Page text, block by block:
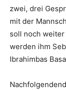
zwei, drei
mit der
soll noch
werden ihm
Ibrahimbas